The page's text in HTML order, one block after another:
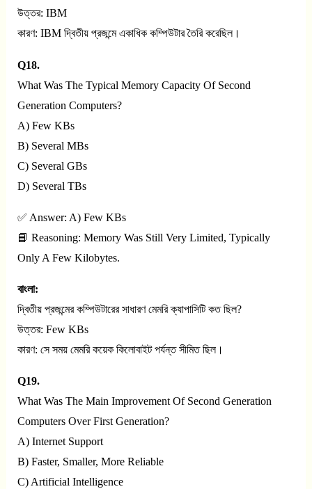
উত্তর: IBM
কারণ: IBM দ্বিতীয় প্রজন্মে একাধিক কম্পিউটার তৈরি করেছিল।
Q18.
What Was The Typical Memory Capacity Of Second
Generation Computers?
A) Few KBs
B) Several MBs
C) Several GBs
D) Several TBs
✅ Answer: A) Few KBs
📘 Reasoning: Memory Was Still Very Limited, Typically
Only A Few Kilobytes.
বাংলা:
দ্বিতীয় প্রজন্মের কম্পিউটারের সাধারণ মেমরি ক্যাপাসিটি কত ছিল?
উত্তর: Few KBs
কারণ: সে সময় মেমরি কয়েক কিলোবাইট পর্যন্ত সীমিত ছিল।
Q19.
What Was The Main Improvement Of Second Generation
Computers Over First Generation?
A) Internet Support
B) Faster, Smaller, More Reliable
C) Artificial Intelligence